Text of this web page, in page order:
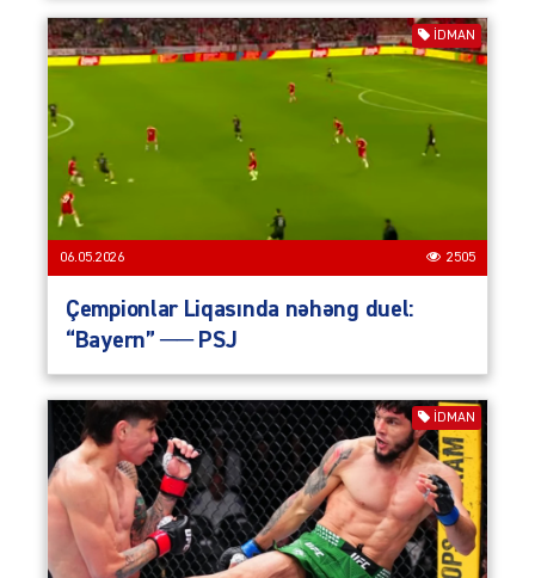
İDMAN
06.05.2026 2505
Çempionlar Liqasında nəhəng duel:
“Bayern” ── PSJ
İDMAN